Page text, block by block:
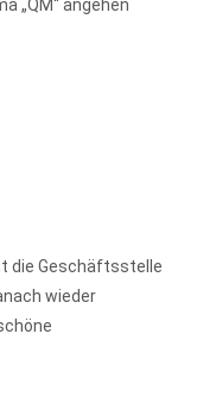
„QM“ angehen
die Geschäftsstelle
wieder